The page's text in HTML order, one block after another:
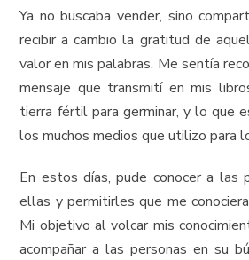
Ya no buscaba vender, sino
recibir a cambio la gratitud de
valor en mis palabras. Me sentía
mensaje que transmití en mis
tierra fértil para germinar, y lo que
los muchos medios que utilizo para
En estos días, pude conocer a las
ellas y permitirles que me
Mi objetivo al volcar mis
acompañar a las personas en su